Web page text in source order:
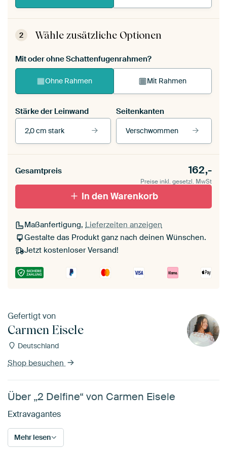
2 Wähle zusätzliche Optionen
Mit oder ohne Schattenfugenrahmen?
Ohne Rahmen Mit Rahmen
Stärke der Leinwand
2,0 cm stark
Seitenkanten
Verschwommen
Mit Schattenfugenrahmen,
schwarz
Mit Schattenfugenrahmen,
weiß
Leinwand für
Seitenkanten
Gesamtpreis 162,-
Preise inkl. gesetzl. MwSt
In den Warenkorb
Maßanfertigung, Lieferzeiten anzeigen
Gestalte das Produkt ganz nach deinen Wünschen.
Jetzt kostenloser Versand!
Gefertigt von
Carmen Eisele
Deutschland
Shop besuchen
Über „2 Delfine“ von Carmen Eisele
Extravagantes
Mehr lesen